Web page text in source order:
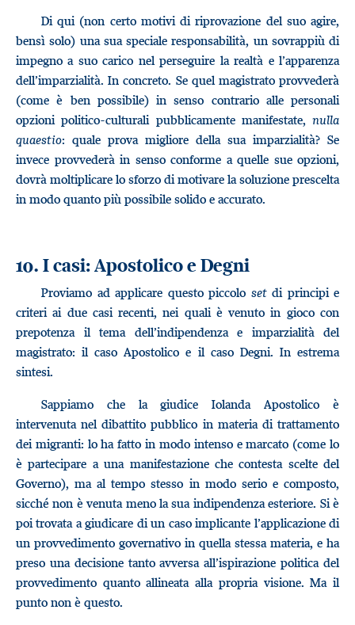
Di qui (non certo motivi di riprovazione del suo agire,
bensì solo) una sua speciale responsabilità, un sovrappiù di
impegno a suo carico nel perseguire la realtà e l’apparenza
dell’imparzialità. In concreto. Se quel magistrato provvederà
(come è ben possibile) in senso contrario alle personali
opzioni politico-culturali pubblicamente manifestate, nulla
quaestio: quale prova migliore della sua imparzialità? Se
invece provvederà in senso conforme a quelle sue opzioni,
dovrà moltiplicare lo sforzo di motivare la soluzione prescelta
in modo quanto più possibile solido e accurato.
10. I casi: Apostolico e Degni
Proviamo ad applicare questo piccolo set di principi e
criteri ai due casi recenti, nei quali è venuto in gioco con
prepotenza il tema dell’indipendenza e imparzialità del
magistrato: il caso Apostolico e il caso Degni. In estrema
sintesi.
Sappiamo che la giudice Iolanda Apostolico è
intervenuta nel dibattito pubblico in materia di trattamento
dei migranti: lo ha fatto in modo intenso e marcato (come lo
è partecipare a una manifestazione che contesta scelte del
Governo), ma al tempo stesso in modo serio e composto,
sicché non è venuta meno la sua indipendenza esteriore. Si è
poi trovata a giudicare di un caso implicante l’applicazione di
un provvedimento governativo in quella stessa materia, e ha
preso una decisione tanto avversa all’ispirazione politica del
provvedimento quanto allineata alla propria visione. Ma il
punto non è questo.